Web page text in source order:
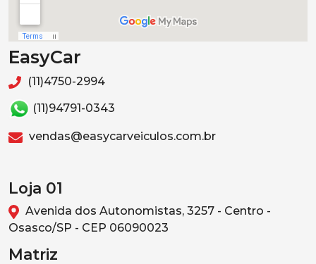
EasyCar
(11)4750-2994
(11)94791-0343
vendas@easycarveiculos.com.br
Loja 01
Avenida dos Autonomistas, 3257 - Centro -
Osasco/SP - CEP 06090023
Matriz